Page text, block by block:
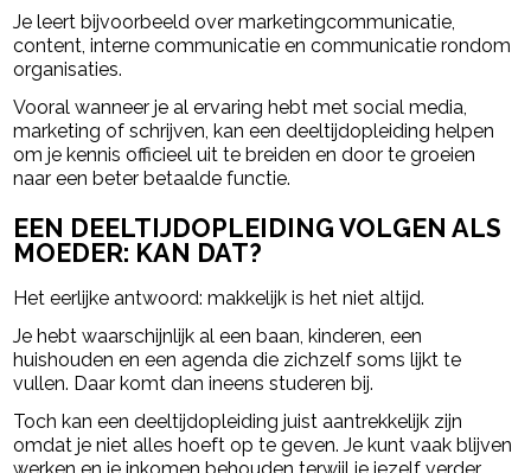
Je leert bijvoorbeeld over marketingcommunicatie,
content, interne communicatie en communicatie rondom
organisaties.
Vooral wanneer je al ervaring hebt met social media,
marketing of schrijven, kan een deeltijdopleiding helpen
om je kennis officieel uit te breiden en door te groeien
naar een beter betaalde functie.
EEN DEELTIJDOPLEIDING VOLGEN ALS
MOEDER: KAN DAT?
Het eerlijke antwoord: makkelijk is het niet altijd.
Je hebt waarschijnlijk al een baan, kinderen, een
huishouden en een agenda die zichzelf soms lijkt te
vullen. Daar komt dan ineens studeren bij.
Toch kan een deeltijdopleiding juist aantrekkelijk zijn
omdat je niet alles hoeft op te geven. Je kunt vaak blijven